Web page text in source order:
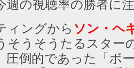
週の視聴率の勝者に
ィングから ソン・ヘ
そうそうたるスター
圧倒的であった「ボ